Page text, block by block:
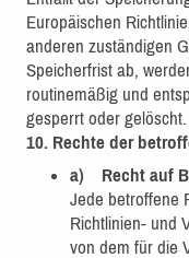
Europäischen
anderen zuständigen
Speicherfrist ab,
routinemäßig und
gesperrt oder gelöscht.
10. Rechte der
a) Recht auf
Jede betroffene
Richtlinien- und
von dem für die